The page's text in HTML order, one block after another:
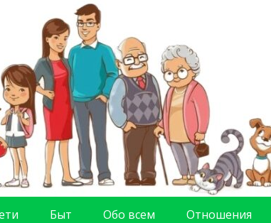
Быт Обо всем Отношения